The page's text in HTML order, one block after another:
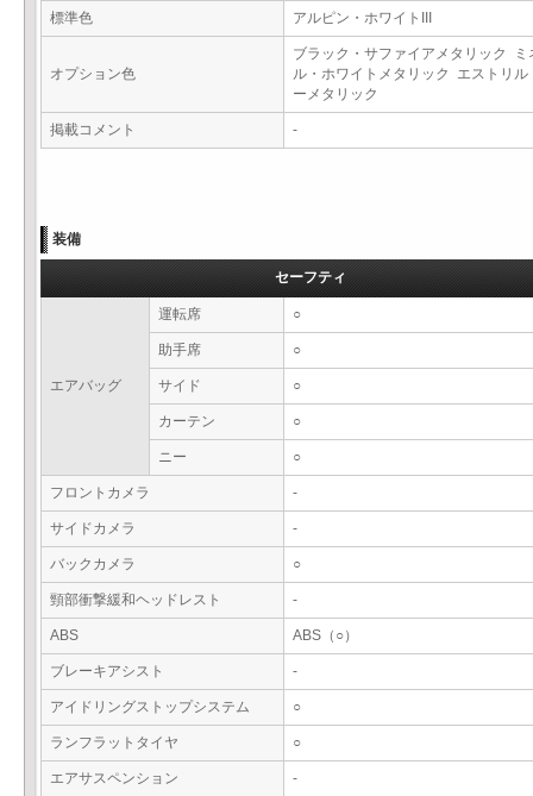
標準色
アルピン・ホワイトIII
オプション色
ブラック・サファイアメタリック ミ
ル・ホワイトメタリック エストリル
ーメタリック
掲載コメント -
装備
セーフティ
エアバッグ
運転席 ○
助手席 ○
サイド ○
カーテン ○
ニー ○
フロントカメラ -
サイドカメラ -
バックカメラ ○
頸部衝撃緩和ヘッドレスト -
ABS ABS（○）
ブレーキアシスト -
アイドリングストップシステム ○
ランフラットタイヤ ○
エアサスペンション -